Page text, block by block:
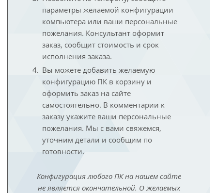
параметры желаемой конфигурации
компьютера или ваши персональные
пожелания. Консультант оформит
заказ, сообщит стоимость и срок
исполнения заказа.
Вы можете добавить желаемую
конфигурацию ПК в корзину и
оформить заказ на сайте
самостоятельно. В комментарии к
заказу укажите ваши персональные
пожелания. Мы с вами свяжемся,
уточним детали и сообщим по
готовности.
Конфигурация любого ПК на нашем сайте
не является окончательной. О желаемых